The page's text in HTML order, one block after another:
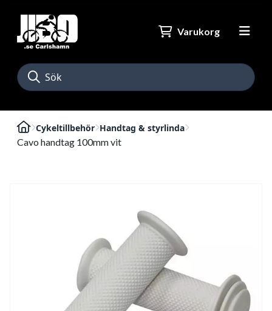
Varukorg
Cykeltillbehör Handtag & styrlinda
Cavo handtag 100mm vit